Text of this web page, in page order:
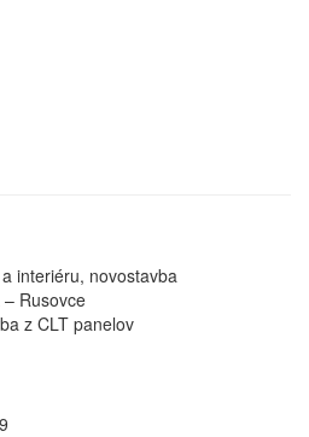
interiéru, novostavba
Rusovce
z CLT panelov